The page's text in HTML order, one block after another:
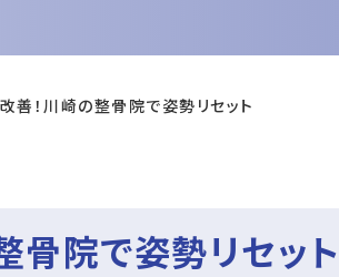
善！川崎の整骨院で姿勢リセット
骨院で姿勢リセット